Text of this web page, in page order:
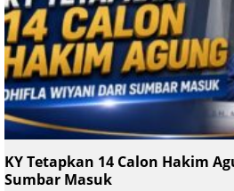
KY Tetapkan 14 Calon Hakim
Sumbar Masuk